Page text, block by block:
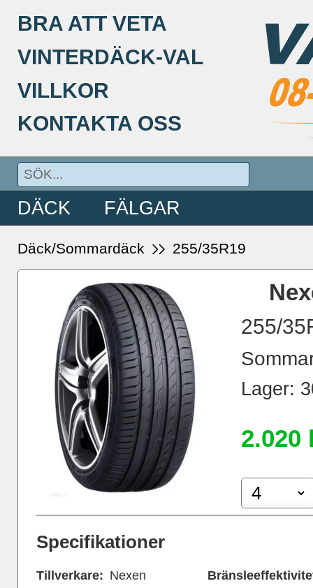
BRA ATT VETA
VINTERDÄCK-VAL
VILLKOR
KONTAKTA OSS
DÄCK FÄLGAR
Däck/Sommardäck 255/35R19
255/
Lager:
2.020
Specifikationer
Tillverkare: Nexen